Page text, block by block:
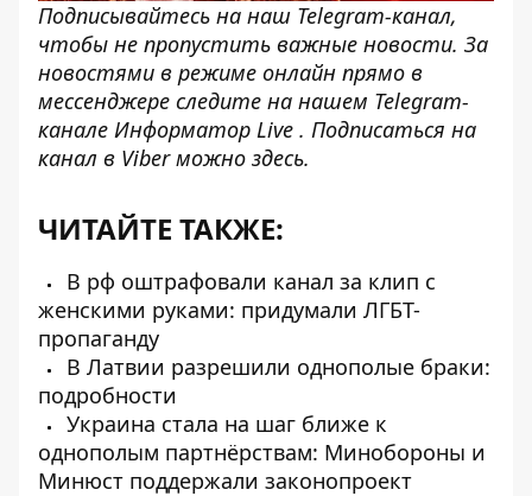
Подписывайтесь на наш Telegram-канал,
чтобы не пропустить важные новости. За
новостями в режиме онлайн прямо в
мессенджере следите на нашем Telegram-
канале Информатор Live . Подписаться на
канал в Viber можно здесь.
ЧИТАЙТЕ ТАКЖЕ:
В рф оштрафовали канал за клип с
женскими руками: придумали ЛГБТ-
пропаганду
В Латвии разрешили однополые браки:
подробности
Украина стала на шаг ближе к
однополым партнёрствам: Минобороны и
Минюст поддержали законопроект